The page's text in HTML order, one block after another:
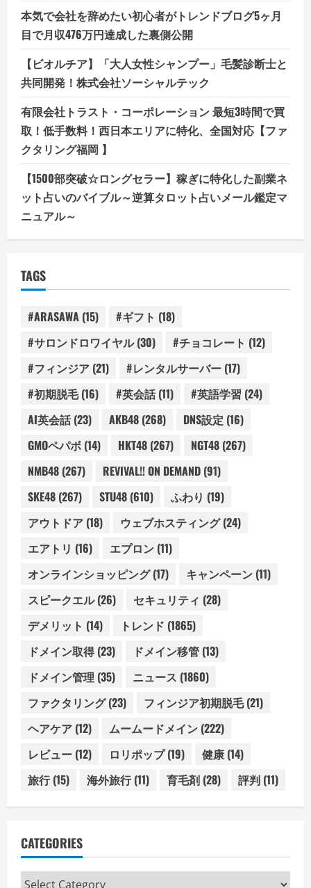
本気で会社を辞めたい初心者がトレンドブログ5ヶ月
目で月収476万円達成した裏側公開
【ビオルチア】「大人女性シャンプー」毛髪診断士と
共同開発！株式会社ソーシャルテック
有限会社トラスト・コーポレーション 最短3時間で買
取！低手数料！西日本エリアに特化、全国対応【ファ
クタリング福岡 】
【1500部突破☆ロングセラー】稼ぎに特化した副業ネ
ット占いのバイブル～逆算タロット占いメール鑑定マ
ニュアル～
TAGS
#ARASAWA (15) #ギフト (18)
#サロンドロワイヤル(30) #チョコレート (12)
#フィンジア (21) #レンタルサーバー (17)
#初期脱毛(16) #英会話(11) #英語学習 (24)
AI英会話(23) AKB48 (268) DNS設定 (16)
GMOペパボ (14) HKT48 (267) NGT48 (267)
NMB48 (267) REVIVAL!! ON DEMAND (91)
SKE48 (267) STU48 (610) ふわり (19)
アウトドア (18) ウェブホスティング(24)
エアトリ (16) エプロン (11)
オンラインショッピング(17) キャンペーン (11)
スピークエル(26) セキュリティ (28)
デメリット (14) トレンド (1865)
ドメイン取得(23) ドメイン移管 (13)
ドメイン管理 (35) ニュース (1860)
ファクタリング(23) フィンジア初期脱毛(21)
ヘアケア (12) ムームードメイン (222)
レビュー (12) ロリポップ(19) 健康 (14)
旅行(15) 海外旅行(11) 育毛剤 (28) 評判 (11)
CATEGORIES
Categories